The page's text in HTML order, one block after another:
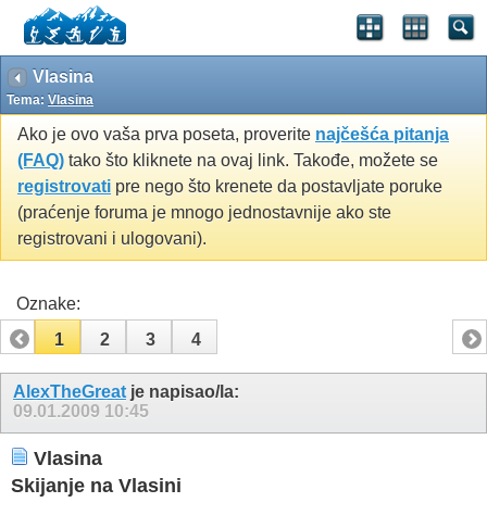
Vlasina
Tema: Vlasina
Ako je ovo vaša prva poseta, proverite najčešća pitanja
(FAQ) tako što kliknete na ovaj link. Takođe, možete se
registrovati pre nego što krenete da postavljate poruke
(praćenje foruma je mnogo jednostavnije ako ste
registrovani i ulogovani).
Oznake:
1
2 3 4
AlexTheGreat je napisao/la:
09.01.2009 10:45
Vlasina
Skijanje na Vlasini